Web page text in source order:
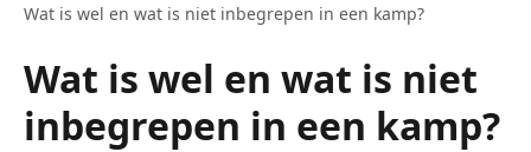
Wat is wel en wat is niet inbegrepen in een kamp?
Wat is wel en wat is niet
inbegrepen in een kamp?